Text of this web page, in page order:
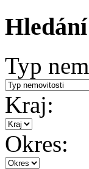
Typ
Kraj:
Okres: